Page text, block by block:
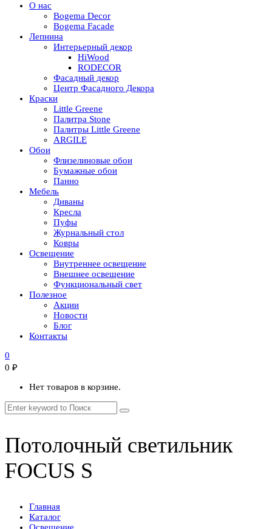
О нас
Bogema Decor
Bogema Facade
Лепнина
Интерьерный декор
HiWood
RODECOR
Фасадный декор
Центр Фасадного Декора
Краски
Little Greene
Палитра Stone
Палитры Little Greene
ARGILE
Обои
Флизелиновые обои
Бумажные обои
Панно
Мебель
Диваны
Кресла
Пуфы
Журнальный стол
Ковры
Освещение
Внутреннее освещение
Внешнее освещение
Функциональный свет
Полезное
Акции
Новости
Блог
Контакты
0
0 ₽
Нет товаров в корзине.
Потолочный светильник
FOCUS S
Главная
Каталог
Освещение